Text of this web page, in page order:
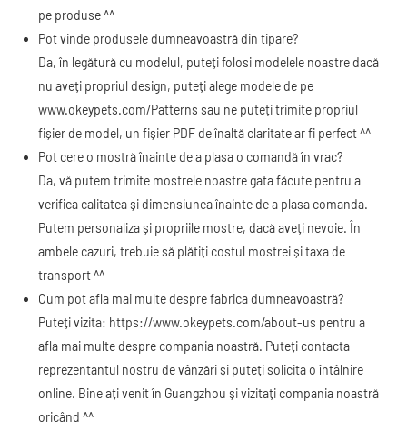
pe produse ^^
Pot vinde produsele dumneavoastră din tipare?
Da, în legătură cu modelul, puteți folosi modelele noastre dacă
nu aveți propriul design, puteți alege modele de pe
www.okeypets.com/Patterns sau ne puteți trimite propriul
fișier de model, un fișier PDF de înaltă claritate ar fi perfect ^^
Pot cere o mostră înainte de a plasa o comandă în vrac?
Da, vă putem trimite mostrele noastre gata făcute pentru a
verifica calitatea și dimensiunea înainte de a plasa comanda.
Putem personaliza și propriile mostre, dacă aveți nevoie. În
ambele cazuri, trebuie să plătiți costul mostrei și taxa de
transport ^^
Cum pot afla mai multe despre fabrica dumneavoastră?
Puteți vizita: https://www.okeypets.com/about-us pentru a
afla mai multe despre compania noastră. Puteți contacta
reprezentantul nostru de vânzări și puteți solicita o întâlnire
online. Bine ați venit în Guangzhou și vizitați compania noastră
oricând ^^